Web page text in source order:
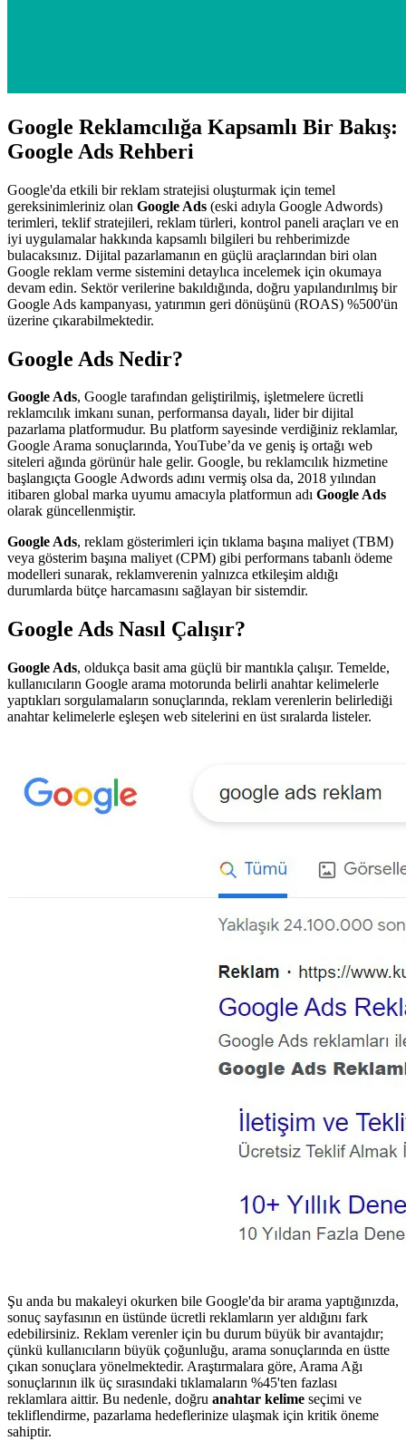
Google Reklamcılığa Kapsamlı Bir Bakış:
Google Ads Rehberi
Google'da etkili bir reklam stratejisi oluşturmak için temel
gereksinimleriniz olan Google Ads (eski adıyla Google Adwords)
terimleri, teklif stratejileri, reklam türleri, kontrol paneli araçları ve en
iyi uygulamalar hakkında kapsamlı bilgileri bu rehberimizde
bulacaksınız. Dijital pazarlamanın en güçlü araçlarından biri olan
Google reklam verme sistemini detaylıca incelemek için okumaya
devam edin. Sektör verilerine bakıldığında, doğru yapılandırılmış bir
Google Ads kampanyası, yatırımın geri dönüşünü (ROAS) %500'ün
üzerine çıkarabilmektedir.
Google Ads Nedir?
Google Ads, Google tarafından geliştirilmiş, işletmelere ücretli
reklamcılık imkanı sunan, performansa dayalı, lider bir dijital
pazarlama platformudur. Bu platform sayesinde verdiğiniz reklamlar,
Google Arama sonuçlarında, YouTube’da ve geniş iş ortağı web
siteleri ağında görünür hale gelir. Google, bu reklamcılık hizmetine
başlangıçta Google Adwords adını vermiş olsa da, 2018 yılından
itibaren global marka uyumu amacıyla platformun adı Google Ads
olarak güncellenmiştir.
Google Ads, reklam gösterimleri için tıklama başına maliyet (TBM)
veya gösterim başına maliyet (CPM) gibi performans tabanlı ödeme
modelleri sunarak, reklamverenin yalnızca etkileşim aldığı
durumlarda bütçe harcamasını sağlayan bir sistemdir.
Google Ads Nasıl Çalışır?
Google Ads, oldukça basit ama güçlü bir mantıkla çalışır. Temelde,
kullanıcıların Google arama motorunda belirli anahtar kelimelerle
yaptıkları sorgulamaların sonuçlarında, reklam verenlerin belirlediği
anahtar kelimelerle eşleşen web sitelerini en üst sıralarda listeler.
Şu anda bu makaleyi okurken bile Google'da bir arama yaptığınızda,
sonuç sayfasının en üstünde ücretli reklamların yer aldığını fark
edebilirsiniz. Reklam verenler için bu durum büyük bir avantajdır;
çünkü kullanıcıların büyük çoğunluğu, arama sonuçlarında en üstte
çıkan sonuçlara yönelmektedir. Araştırmalara göre, Arama Ağı
sonuçlarının ilk üç sırasındaki tıklamaların %45'ten fazlası
reklamlara aittir. Bu nedenle, doğru anahtar kelime seçimi ve
tekliflendirme, pazarlama hedeflerinize ulaşmak için kritik öneme
sahiptir.